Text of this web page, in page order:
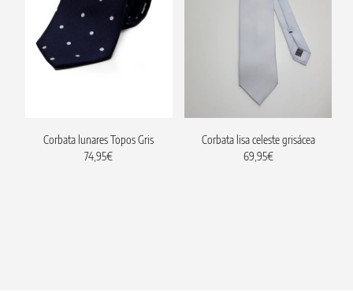
Corbata lunares Topos Gris
74,95€
Corbata lisa celeste grisácea
69,95€